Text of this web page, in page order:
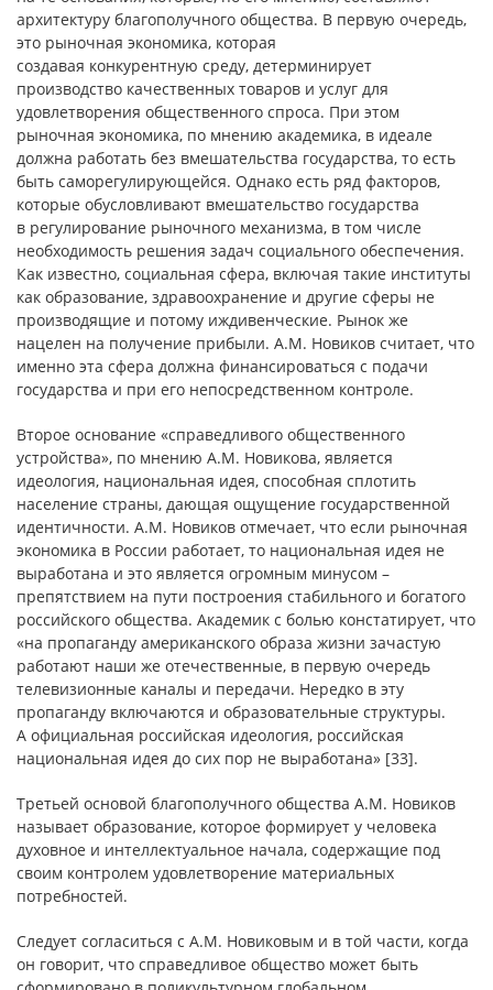
архитектуру благополучного общества. В первую очередь,
это рыночная экономика, которая
создавая конкурентную среду, детерминирует
производство качественных товаров и услуг для
удовлетворения общественного спроса. При этом
рыночная экономика, по мнению академика, в идеале
должна работать без вмешательства государства, то есть
быть саморегулирующейся. Однако есть ряд факторов,
которые обусловливают вмешательство государства
в регулирование рыночного механизма, в том числе
необходимость решения задач социального обеспечения.
Как известно, социальная сфера, включая такие институты
как образование, здравоохранение и другие сферы не
производящие и потому иждивенческие. Рынок же
нацелен на получение прибыли. А.М. Новиков считает, что
именно эта сфера должна финансироваться с подачи
государства и при его непосредственном контроле.
Второе основание «справедливого общественного
устройства», по мнению А.М. Новикова, является
идеология, национальная идея, способная сплотить
население страны, дающая ощущение государственной
идентичности. А.М. Новиков отмечает, что если рыночная
экономика в России работает, то национальная идея не
выработана и это является огромным минусом –
препятствием на пути построения стабильного и богатого
российского общества. Академик с болью констатирует, что
«на пропаганду американского образа жизни зачастую
работают наши же отечественные, в первую очередь
телевизионные каналы и передачи. Нередко в эту
пропаганду включаются и образовательные структуры.
А официальная российская идеология, российская
национальная идея до сих пор не выработана» [33].
Третьей основой благополучного общества А.М. Новиков
называет образование, которое формирует у человека
духовное и интеллектуальное начала, содержащие под
своим контролем удовлетворение материальных
потребностей.
Следует согласиться с А.М. Новиковым и в той части, когда
он говорит, что справедливое общество может быть